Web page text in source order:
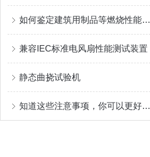
如何鉴定建筑用制品等燃烧性能防火等级检测？
兼容IEC标准电风扇性能测试装置
静态曲挠试验机
知道这些注意事项，你可以更好的操作漏电起痕试验仪